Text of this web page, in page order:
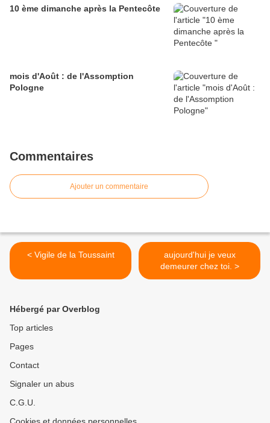
10 ème dimanche après la Pentecôte
mois d'Août : de l'Assomption
Pologne
Commentaires
Ajouter un commentaire
< Vigile de la Toussaint
aujourd'hui je veux
demeurer chez toi. >
Hébergé par Overblog
Top articles
Pages
Contact
Signaler un abus
C.G.U.